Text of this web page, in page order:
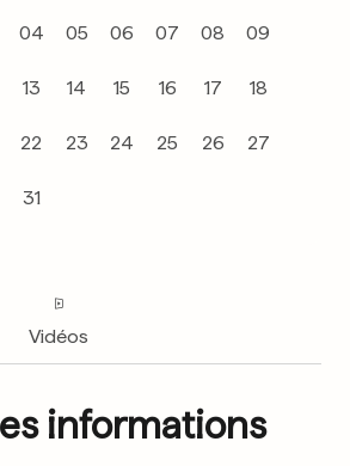
04 05 06 07 08 09
13 14 15 16 17 18
22 23 24 25 26 27
31
Vidéos
informations